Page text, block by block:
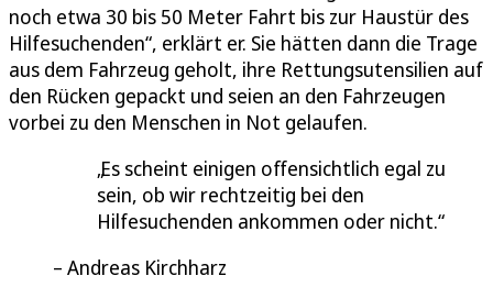
noch etwa 30 bis 50 Meter Fahrt bis zur Haustür des
Hilfesuchenden“, erklärt er. Sie hätten dann die Trage
aus dem Fahrzeug geholt, ihre Rettungsutensilien auf
den Rücken gepackt und seien an den Fahrzeugen
vorbei zu den Menschen in Not gelaufen.
Es scheint einigen offensichtlich egal zu
sein, ob wir rechtzeitig bei den
Hilfesuchenden ankommen oder nicht.
Andreas Kirchharz